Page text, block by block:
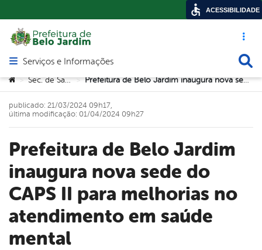
Acesso
Abrir menu principal de navegação
Serviços e Informações
Você está aqui:
> Sec. de Saúde > Prefeitura de Belo Jardim inaugura nova sede do CAPS II para melhorias no atendimento em saúde mental
Prefeitura de Belo Jardim
inaugura nova sede do
CAPS II para melhorias no
atendimento em saúde
mental
publicado: 21/03/2024 09h17,
última modificação: 01/04/2024 09h27
ACESSIBILIDADE